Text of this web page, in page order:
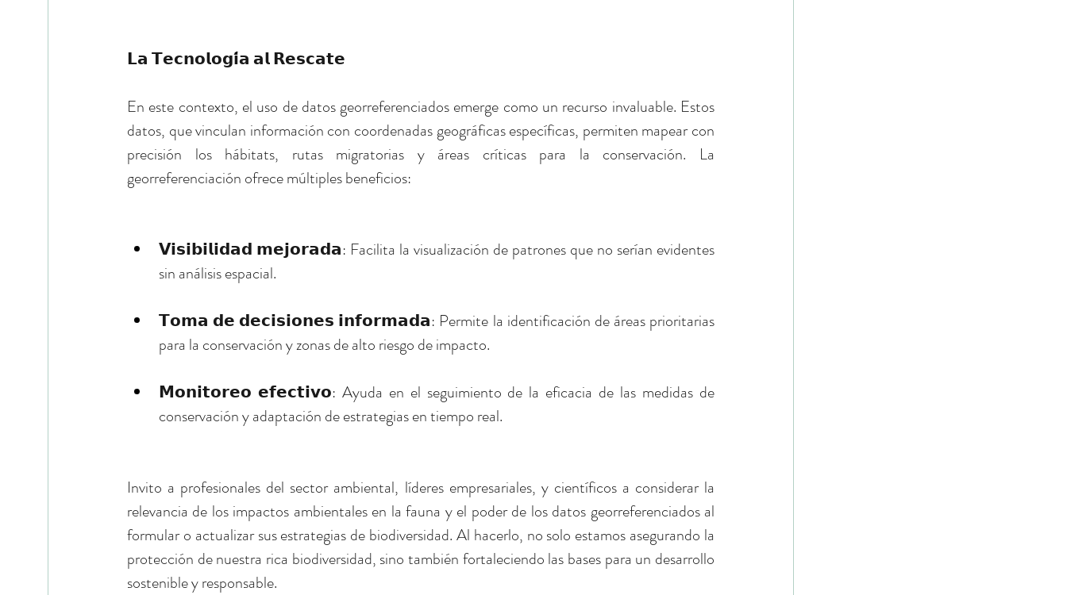
𝗟𝗮 𝗧𝗲𝗰𝗻𝗼𝗹𝗼𝗴𝗶́𝗮 𝗮𝗹 𝗥𝗲𝘀𝗰𝗮𝘁𝗲
En este contexto, el uso de datos georreferenciados emerge como un recurso invaluable. Estos
datos, que vinculan información con coordenadas geográficas específicas, permiten mapear con
precisión los hábitats, rutas migratorias y áreas críticas para la conservación. La
georreferenciación ofrece múltiples beneficios:
𝗩𝗶𝘀𝗶𝗯𝗶𝗹𝗶𝗱𝗮𝗱 𝗺𝗲𝗷𝗼𝗿𝗮𝗱𝗮: Facilita la visualización de patrones que no serían evidentes
sin análisis espacial.
𝗧𝗼𝗺𝗮 𝗱𝗲 𝗱𝗲𝗰𝗶𝘀𝗶𝗼𝗻𝗲𝘀 𝗶𝗻𝗳𝗼𝗿𝗺𝗮𝗱𝗮: Permite la identificación de áreas prioritarias
para la conservación y zonas de alto riesgo de impacto.
𝗠𝗼𝗻𝗶𝘁𝗼𝗿𝗲𝗼 𝗲𝗳𝗲𝗰𝘁𝗶𝘃𝗼: Ayuda en el seguimiento de la eficacia de las medidas de
conservación y adaptación de estrategias en tiempo real.
Invito a profesionales del sector ambiental, líderes empresariales, y científicos a considerar la
relevancia de los impactos ambientales en la fauna y el poder de los datos georreferenciados al
formular o actualizar sus estrategias de biodiversidad. Al hacerlo, no solo estamos asegurando la
protección de nuestra rica biodiversidad, sino también fortaleciendo las bases para un desarrollo
sostenible y responsable.